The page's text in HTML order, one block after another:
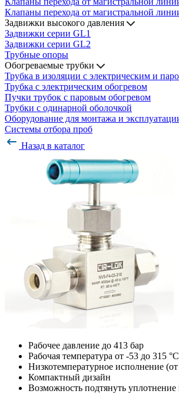
Клапаны перехода от магистральной
Задвижки высокого давления
Задвижки серии GL1
Задвижки серии GL2
Трубные опоры
Обогреваемые трубки
Трубка в изоляции с электрическим и
Трубка с электрическим обогревом
Пучки трубок с паровым обогревом
Трубки с одинарной оболочкой
Оборудование для монтажа и
Системы отбора проб
Назад в каталог
Рабочее давление до 413 бар
Рабочая температура от -53 до 315 °С
Низкотемпературное исполнение (от
Компактный дизайн
Возможность подтянуть уплотнение